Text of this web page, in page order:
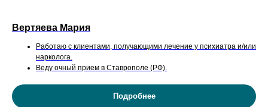
Вертяева Мария
Работаю с клиентами, получающими лечение у психиатра и/или
нарколога.
Веду очный прием в Ставрополе (РФ).
Подробнее